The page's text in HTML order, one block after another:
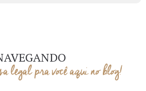
legal pra você aqui no blog!